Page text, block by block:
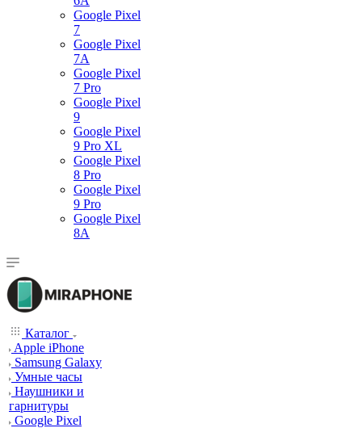
Google Pixel
7
Google Pixel
7А
Google Pixel
7 Pro
Google Pixel
9
Google Pixel
9 Pro XL
Google Pixel
8 Pro
Google Pixel
9 Pro
Google Pixel
8A
Каталог
Apple iPhone
Samsung Galaxy
Умные часы
Наушники и
гарнитуры
Google Pixel